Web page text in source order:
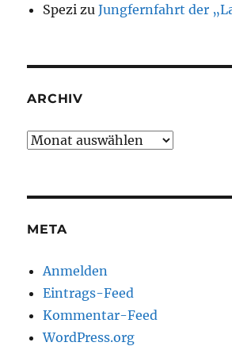
Spezi zuJungfernfahrt der
ARCHIV
Archiv
META
Anmelden
Eintrags-Feed
Kommentar-Feed
WordPress.org